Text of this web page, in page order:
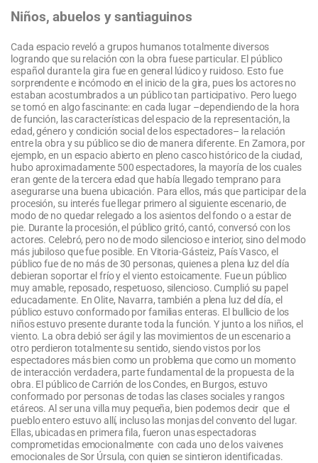
Niños, abuelos y santiaguinos
Cada espacio reveló a grupos humanos totalmente diversos
logrando que su relación con la obra fuese particular. El público
español durante la gira fue en general lúdico y ruidoso. Esto fue
sorprendente e incómodo en el inicio de la gira, pues los actores no
estaban acostumbrados a un público tan participativo. Pero luego
se tornó en algo fascinante: en cada lugar –dependiendo de la hora
de función, las características del espacio de la representación, la
edad, género y condición social de los espectadores– la relación
entre la obra y su público se dio de manera diferente. En Zamora, por
ejemplo, en un espacio abierto en pleno casco histórico de la ciudad,
hubo aproximadamente 500 espectadores, la mayoría de los cuales
eran gente de la tercera edad que había llegado temprano para
asegurarse una buena ubicación. Para ellos, más que participar de la
procesión, su interés fue llegar primero al siguiente escenario, de
modo de no quedar relegado a los asientos del fondo o a estar de
pie. Durante la procesión, el público gritó, cantó, conversó con los
actores. Celebró, pero no de modo silencioso e interior, sino del modo
más jubiloso que fue posible. En Vitoria-Gásteiz, País Vasco, el
público fue de no más de 30 personas, quienes a plena luz del día
debieran soportar el frío y el viento estoicamente. Fue un público
muy amable, reposado, respetuoso, silencioso. Cumplió su papel
educadamente. En Olite, Navarra, también a plena luz del día, el
público estuvo conformado por familias enteras. El bullicio de los
niños estuvo presente durante toda la función. Y junto a los niños, el
viento. La obra debió ser ágil y las movimientos de un escenario a
otro perdieron totalmente su sentido, siendo vistos por los
espectadores más bien como un problema que como un momento
de interacción verdadera, parte fundamental de la propuesta de la
obra. El público de Carrión de los Condes, en Burgos, estuvo
conformado por personas de todas las clases sociales y rangos
etáreos. Al ser una villa muy pequeña, bien podemos decir que el
pueblo entero estuvo allí, incluso las monjas del convento del lugar.
Ellas, ubicadas en primera fila, fueron unas espectadoras
comprometidas emocionalmente con cada uno de los vaivenes
emocionales de Sor Úrsula, con quien se sintieron identificadas.